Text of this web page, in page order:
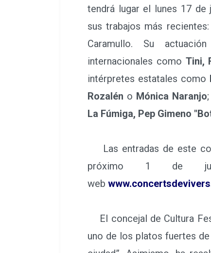
tendrá lugar el lunes 17 de
sus trabajos más
Caramullo. Su
internacionales como Tini,
intérpretes estatales como
Rozalén o Mónica Naranjo
La Fúmiga, Pep Gimeno
Las entradas de este
próximo 1 de
web
El concejal de Cultura
uno de los platos fuertes